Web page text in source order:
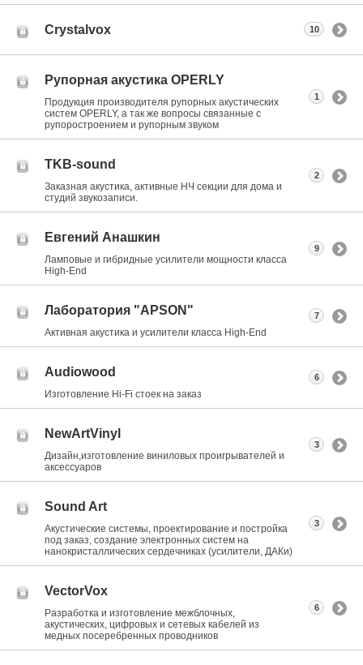
Crystalvox 10
Рупорная акустика OPERLY
Продукция производителя рупорных акустических
систем OPERLY, а так же вопросы связанные с
рупоростроением и рупорным звуком
1
TKB-sound
Заказная акустика, активные НЧ секции для дома и
студий звукозаписи.
2
Евгений Анашкин
Ламповые и гибридные усилители мощности класса
High-End
9
Лаборатория "APSON"
Активная акустика и усилители класса Нigh-End
7
Audiowood
Изготовление Hi-Fi стоек на заказ
6
NewArtVinyl
Дизайн,изготовление виниловых проигрывателей и
аксессуаров
3
Sound Art
Акустические системы, проектирование и постройка
под заказ, создание электронных систем на
нанокристаллических сердечниках (усилители, ДАКи)
3
VectorVox
Разработка и изготовление межблочных,
акустических, цифровых и сетевых кабелей из
медных посеребренных проводников
6